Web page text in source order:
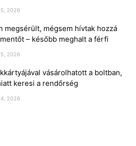
2026
megsérült, mégsem hívtak hozzá
– később meghalt a férfi
2026
vásárolhatott a boltban,
keresi a rendőrség
2026